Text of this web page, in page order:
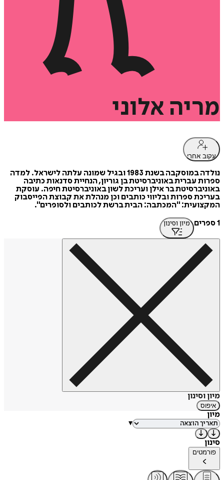
מריה אלוני
עקוב אחרי
נולדה במוסקבה בשנת 1983 ובגיל שמונה עלתה לישראל. למדה
ספרות עברית באוניברסיטת בן גוריון, הנחיית סדנאות כתיבה
באוניברסיטת בר אילן ועריכת לשון באוניברסיטת חיפה. עוסקת
בעריכת ספרות ובליווי כותבים וכן מנהלת את קבוצת הפייסבוק
המקצועית: "המכתבה: הבית ברשת לכותבים ולסופרים".
1 ספרים
מיון וסינון
מיון וסינון
איפוס
מיון
▾
סינון
פורמטים